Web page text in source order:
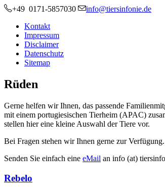
+49 0171-5857030 info@tiersinfonie.de
Kontakt
Impressum
Disclaimer
Datenschutz
Sitemap
Rüden
Gerne helfen wir Ihnen, das passende
mit einem portugiesischen Tierheim (APAC)
stellen hier eine kleine Auswahl der Tiere vor.
Bei Fragen stehen wir Ihnen gerne zur Verfügung.
Senden Sie einfach eine eMail an info (at)
Rebelo